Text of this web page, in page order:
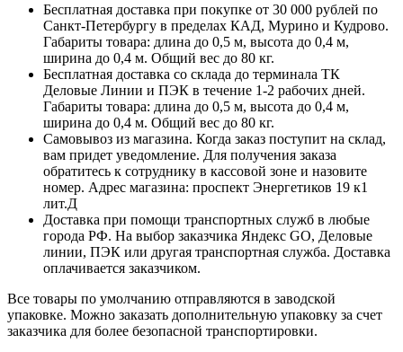
Бесплатная доставка при покупке от 30 000 рублей по
Санкт-Петербургу в пределах КАД, Мурино и Кудрово.
Габариты товара: длина до 0,5 м, высота до 0,4 м,
ширина до 0,4 м. Общий вес до 80 кг.
Бесплатная доставка со склада до терминала ТК
Деловые Линии и ПЭК в течение 1-2 рабочих дней.
Габариты товара: длина до 0,5 м, высота до 0,4 м,
ширина до 0,4 м. Общий вес до 80 кг.
Самовывоз из магазина. Когда заказ поступит на склад,
вам придет уведомление. Для получения заказа
обратитесь к сотруднику в кассовой зоне и назовите
номер. Адрес магазина: проспект Энергетиков 19 к1
лит.Д
Доставка при помощи транспортных служб в любые
города РФ. На выбор заказчика Яндекс GO, Деловые
линии, ПЭК или другая транспортная служба. Доставка
оплачивается заказчиком.
Все товары по умолчанию отправляются в заводской
упаковке. Можно заказать дополнительную упаковку за счет
заказчика для более безопасной транспортировки.